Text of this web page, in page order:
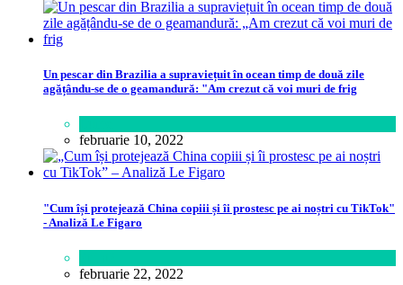
Un pescar din Brazilia a supraviețuit în ocean timp de două zile
agățându-se de o geamandură: "Am crezut că voi muri de frig
februarie 10, 2022
"Cum își protejează China copiii și îi prostesc pe ai noștri cu TikTok"
- Analiză Le Figaro
februarie 22, 2022